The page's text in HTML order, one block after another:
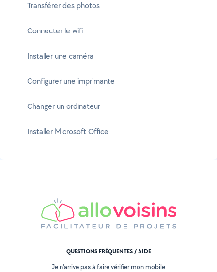
Transférer des photos
Connecter le wifi
Installer une caméra
Configurer une imprimante
Changer un ordinateur
Installer Microsoft Office
QUESTIONS FRÉQUENTES / AIDE
Je n'arrive pas à faire vérifier mon mobile